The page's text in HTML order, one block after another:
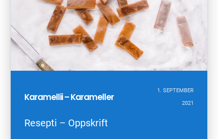
Karamellii – Karameller
1. SEPTEMBER
2021
Resepti – Oppskrift